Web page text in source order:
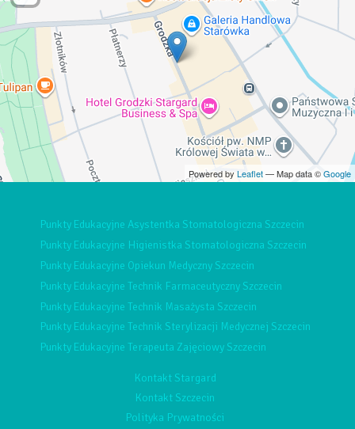
Powered by Leaflet— Map data ©Google
Punkty Edukacyjne Asystentka Stomatologiczna Szczecin
Punkty Edukacyjne Higienistka Stomatologiczna Szczecin
Punkty Edukacyjne Opiekun Medyczny Szczecin
Punkty Edukacyjne Technik Farmaceutyczny Szczecin
Punkty Edukacyjne Technik Masażysta Szczecin
Punkty Edukacyjne Technik Sterylizacji Medycznej Szczecin
Punkty Edukacyjne Terapeuta Zajęciowy Szczecin
Kontakt Stargard
Kontakt Szczecin
Polityka Prywatności